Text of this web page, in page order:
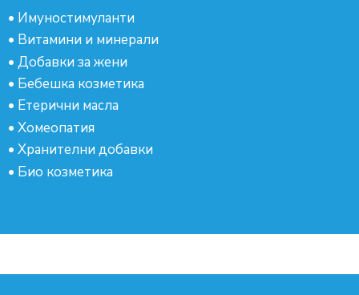
• Имуностимуланти
• Витамини и минерали
• Добавки за жени
• Бебешка козметика
• Етерични масла
• Хомеопатия
• Хранителни добавки
• Био козметика